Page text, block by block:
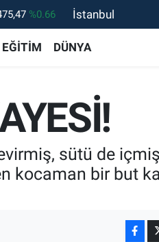
%0.66
%0.06
%0.39
İstanbul
EĞİTİM DÜNYA
sütü de içmiş,
kocaman bir but